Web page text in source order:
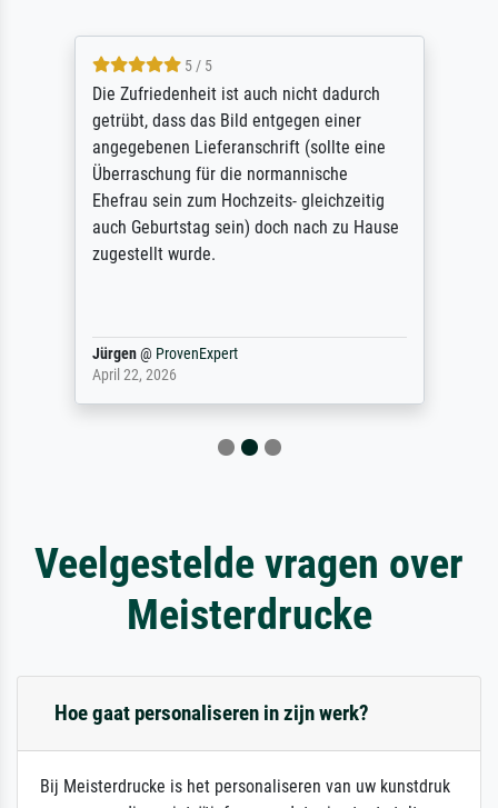
5 / 5
Die Zufriedenheit ist auch nicht dadurch
getrübt, dass das Bild entgegen einer
angegebenen Lieferanschrift (sollte eine
Überraschung für die normannische
Ehefrau sein zum Hochzeits- gleichzeitig
auch Geburtstag sein) doch nach zu Hause
zugestellt wurde.
Jürgen@ ProvenExpert
April 22, 2026
Veelgestelde vragen over
Meisterdrucke
Hoe gaat personaliseren in zijn werk?
Bij Meisterdrucke is het personaliseren van uw kunstdruk